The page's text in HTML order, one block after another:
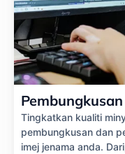
Tingkatkan kualiti
pembungkusan dan
imej jenama anda.